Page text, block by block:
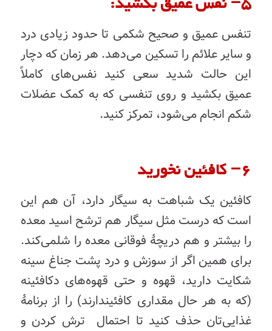
۵–نفس عمیق بکشید:
تنفس عمیق و صحیح شکمی تا حدود زیادی درد
و سایرعلائم را تسکین می‌دهد. هر زمانکه دچار
این حالت شدید سعی ‌کنیدنفس‌های کاملاً
عمیق بکشید و روی تنفسی که به کمک عضلات
شکم انجاممی‌شود، تمرکزکنید.
۶–کافئین نخورید
کافئین یک شباهت به سیگار دارد، آن هم این
استکه درست مثل سیگار هم ترشح اسید معده
را بیشتر و هم دریچۀ فوقانی معده را شلمی‌کند.
برای همین اگر از سوزش و درد پشت جناغ سینه
شکایت دارید، قهوه و حتی قهوه‌های دکافئینه
(که به هر حال مقداری کافئیندارند) را از برنامۀ
غذایی‌تان حذف کنید تا احتمال ترش کردن و